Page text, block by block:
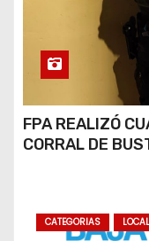
FPA REALIZÓ
CORRAL DE
CATEGORIAS